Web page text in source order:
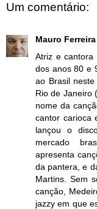
Um comentário:
Mauro Ferreira
Atriz e cantora
dos anos 80 e
ao Brasil
Rio de Janeiro
nome da
cantor carioca
lançou o
mercado
apresenta
da pantera, e
Martins. Sem
canção,
jazzy em que